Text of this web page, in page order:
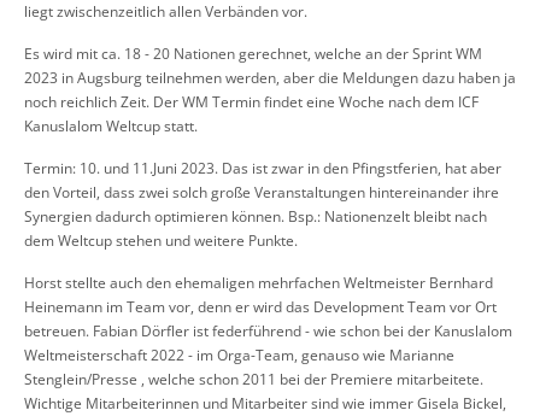
liegt zwischenzeitlich allen Verbänden vor.
Es wird mit ca. 18 - 20 Nationen gerechnet, welche an der Sprint WM
2023 in Augsburg teilnehmen werden, aber die Meldungen dazu haben ja
noch reichlich Zeit. Der WM Termin findet eine Woche nach dem ICF
Kanuslalom Weltcup statt.
Termin: 10. und 11.Juni 2023. Das ist zwar in den Pfingstferien, hat aber
den Vorteil, dass zwei solch große Veranstaltungen hintereinander ihre
Synergien dadurch optimieren können. Bsp.: Nationenzelt bleibt nach
dem Weltcup stehen und weitere Punkte.
Horst stellte auch den ehemaligen mehrfachen Weltmeister Bernhard
Heinemann im Team vor, denn er wird das Development Team vor Ort
betreuen. Fabian Dörfler ist federführend - wie schon bei der Kanuslalom
Weltmeisterschaft 2022 - im Orga-Team, genauso wie Marianne
Stenglein/Presse , welche schon 2011 bei der Premiere mitarbeitete.
Wichtige Mitarbeiterinnen und Mitarbeiter sind wie immer Gisela Bickel,